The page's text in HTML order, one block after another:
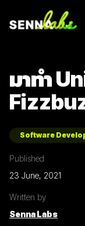
มาทำ
Software
Published
23 June, 2021
Written by
Senna Labs